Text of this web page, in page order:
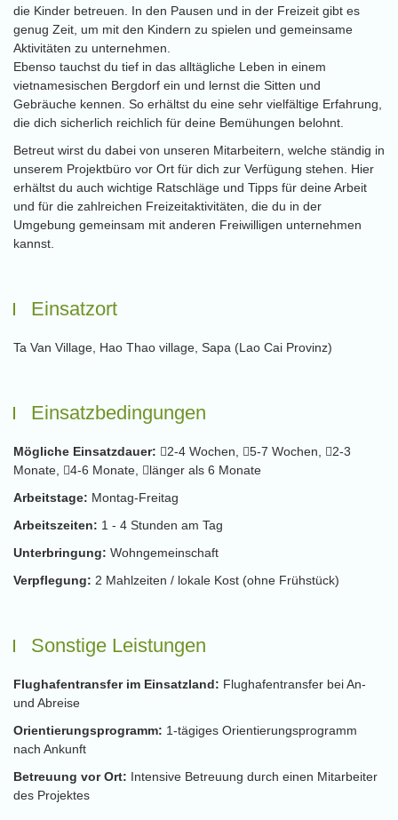
die Kinder betreuen. In den Pausen und in der Freizeit gibt es
genug Zeit, um mit den Kindern zu spielen und gemeinsame
Aktivitäten zu unternehmen.
Ebenso tauchst du tief in das alltägliche Leben in einem
vietnamesischen Bergdorf ein und lernst die Sitten und
Gebräuche kennen. So erhältst du eine sehr vielfältige Erfahrung,
die dich sicherlich reichlich für deine Bemühungen belohnt.
Betreut wirst du dabei von unseren Mitarbeitern, welche ständig in
unserem Projektbüro vor Ort für dich zur Verfügung stehen. Hier
erhältst du auch wichtige Ratschläge und Tipps für deine Arbeit
und für die zahlreichen Freizeitaktivitäten, die du in der
Umgebung gemeinsam mit anderen Freiwilligen unternehmen
kannst.
Einsatzort
Ta Van Village, Hao Thao village, Sapa (Lao Cai Provinz)
Einsatzbedingungen
Mögliche Einsatzdauer: 2-4 Wochen, 5-7 Wochen,
2-3
Monate,
4-6 Monate,
länger als 6 Monate
Arbeitstage: Montag-Freitag
Arbeitszeiten: 1 - 4 Stunden am Tag
Unterbringung: Wohngemeinschaft
Verpflegung: 2 Mahlzeiten / lokale Kost (ohne Frühstück)
Sonstige Leistungen
Flughafentransfer im Einsatzland: Flughafentransfer bei An-
und Abreise
Orientierungsprogramm: 1-tägiges Orientierungsprogramm
nach Ankunft
Betreuung vor Ort: Intensive Betreuung durch einen Mitarbeiter
des Projektes